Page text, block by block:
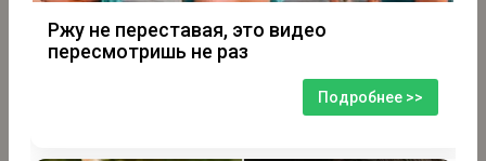
Ржу не переставая, это видео
пересмотришь не раз
Подробнее >>